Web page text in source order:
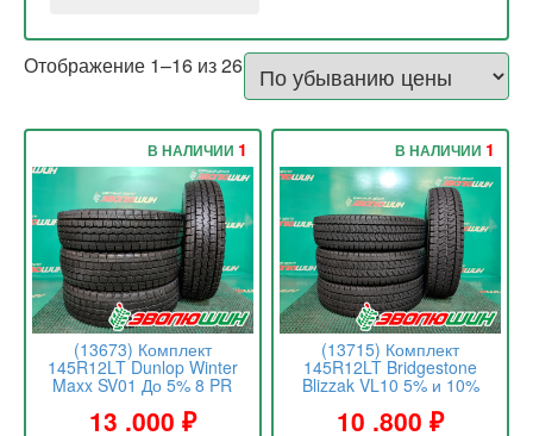
Отображение 1–16 из 26
(13673) Комплект
145R12LT Dunlop Winter
Maxx SV01 До 5% 8 PR
13 .000 ₽
В НАЛИЧИИ 1
(13715) Комплект
145R12LT Bridgestone
Blizzak VL10 5% и 10%
10 .800₽
В НАЛИЧИИ 1